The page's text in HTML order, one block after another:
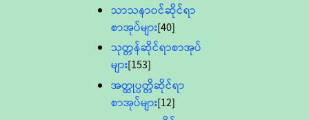
သာသနာ၀င်ဆိုင်ရာ
စာအုပ်များ[40]
သုတ္တန်ဆိုင်ရာစာအုပ်
များ[153]
အတ္ထုပ္ပတ္တိဆိုင်ရာ
စာအုပ်များ[12]